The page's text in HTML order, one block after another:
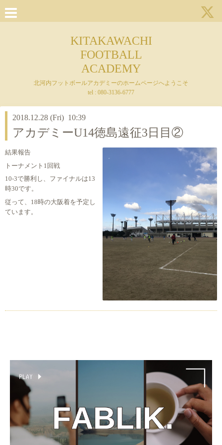
KITAKAWACHI
FOOTBALL
ACADEMY
北河内フットボールアカデミーのホームページへようこそ
tel : 080-3136-6777
2018.12.28 (Fri) 10:39
アカデミーU14徳島遠征3日目②
結果報告
トーナメント1回戦
10-3で勝利し、ファイナルは13
時30です。
従って、18時の大阪着を予定し
ています。